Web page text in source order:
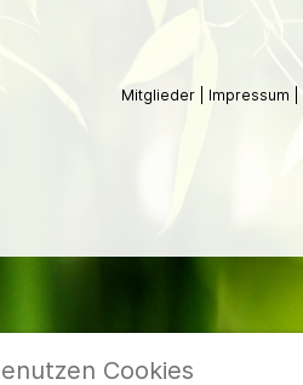
Mitglieder Impressum
Cookies